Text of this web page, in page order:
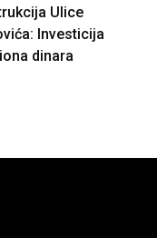
Ulice
Investicija
dinara